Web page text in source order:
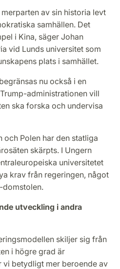
av sin historia levt
samhällen. Det
i Kina, säger Johan
vid Lunds universitet som
plats i samhället.
nu också i en
administrationen vill
ska forska och undervisa
och Polen har den statliga
skärpts. I Ungern
universitetet
krav från regeringen, något
domstolen.
utveckling i andra
skiljer sig från
i högre grad är
vi betydligt mer beroende av